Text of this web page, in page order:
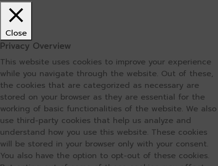
Close
Privacy Overview
This website uses cookies to improve your experience
while you navigate through the website. Out of these,
the cookies that are categorized as necessary are
stored on your browser as they are essential for the
working of basic functionalities of the website. We also
use third-party cookies that help us analyze and
understand how you use this website. These cookies
will be stored in your browser only with your consent.
You also have the option to opt-out of these cookies.